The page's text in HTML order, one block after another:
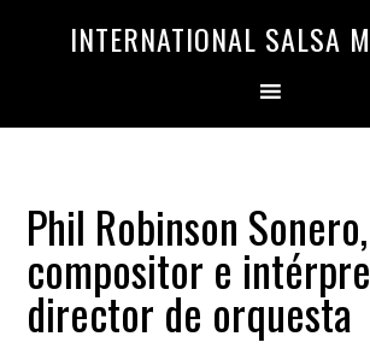
INTERNATIONAL SALSA
Phil Robinson Sonero,
compositor e
director de orquesta